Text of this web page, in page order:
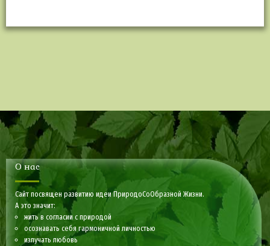
О нас
Сайт посвящен развитию идеи ПриродоСоОбразной Жизни.
А это значит:
жить в согласии с природой
осознавать себя гармоничной личностью
излучать любовь